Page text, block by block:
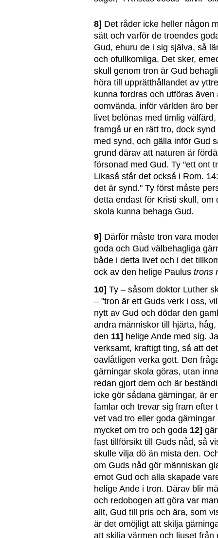
8] Det råder icke heller någon
sätt och varför de troendes
Gud, ehuru de i sig själva, så
och ofullkomliga. Det sker,
skull genom tron är Gud
höra till upprätthållandet av
kunna fordras och utföras
oomvända, inför världen äro
livet belönas med timlig
framgå ur en rätt tro, dock
med synd, och gälla inför Gud
grund därav att naturen är
försonad med Gud. Ty "ett ont
Likaså står det också i Rom.
det är synd." Ty först måste
detta endast för Kristi skull, om
skola kunna behaga Gud.
9] Därför måste tron vara
goda och Gud välbehagliga
både i detta livet och i det
ock av den helige Paulus trons
10] Ty – såsom doktor Luther
– "tron är ett Guds verk i oss,
nytt av Gud och dödar den
andra människor till hjärta,
den 11] helige Ande med sig.
verksamt, kraftigt ting, så att
oavlåtligen verka gott. Den
gärningar skola göras, utan
redan gjort dem och är
icke gör sådana gärningar, är
famlar och trevar sig fram efter
vet vad tro eller goda
mycket om tro och goda 12]
fast tillförsikt till Guds nåd, så
skulle vilja dö än mista den.
om Guds nåd gör människan
emot Gud och alla skapade
helige Ande i tron. Därav blir
och redobogen att göra var
allt, Gud till pris och ära, som
är det omöjligt att skilja
att skilja värmen och ljuset från